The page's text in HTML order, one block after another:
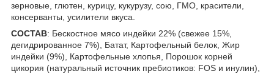
зерновые, глютен, курицу, кукурузу, сою, ГМО, красители,
консерванты, усилители вкуса.
СОСТАВ: Бескостное мясо индейки 22% (свежее 15%,
дегидрированное 7%), Батат, Картофельный белок, Жир
индейки (9%), Картофельные хлопья, Порошок корней
цикория (натуральный источник пребиотиков: FOS и инулин),